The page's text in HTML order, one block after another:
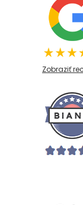
Zobraziť